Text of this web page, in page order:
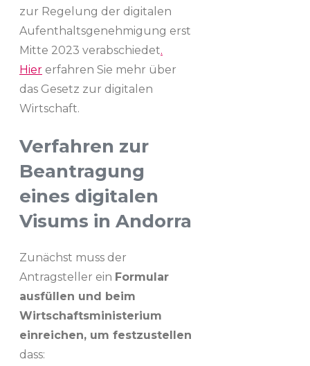
zur Regelung der digitalen
Aufenthaltsgenehmigung erst
Mitte 2023 verabschiedet.
Hier erfahren Sie mehr über
das Gesetz zur digitalen
Wirtschaft.
Verfahren zur
Beantragung
eines digitalen
Visums in Andorra
Zunächst muss der
Antragsteller ein Formular
ausfüllen und beim
Wirtschaftsministerium
einreichen, um festzustellen
dass: